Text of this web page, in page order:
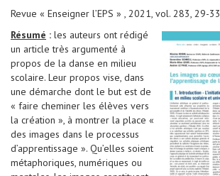
Revue « Enseigner l’EPS » , 2021, vol. 283, 29-33
Résumé : les auteurs ont rédigé
un article très argumenté à
propos de la danse en milieu
scolaire. Leur propos vise, dans
une démarche dont le but est de
« faire cheminer les élèves vers
la création », à montrer la place «
des images dans le processus
d’apprentissage ». Qu’elles soient
métaphoriques, numériques ou